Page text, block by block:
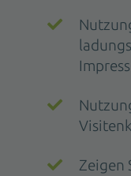
Zeigen